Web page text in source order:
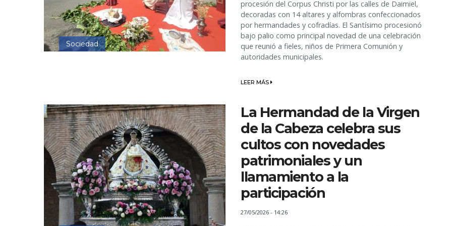
Sociedad
procesión del Corpus Christi por las calles de Daimiel,
decoradas con 14 altares y alfombras confeccionados
por hermandades y cofradías. El Santísimo procesionó
bajo palio como principal novedad de una celebración
que reunió a fieles, niños de Primera Comunión y
autoridades municipales.
LEER MÁS
La Hermandad de la Virgen
de la Cabeza celebra sus
cultos con novedades
patrimoniales y un
llamamiento a la
participación
27/05/2026 - 14:26